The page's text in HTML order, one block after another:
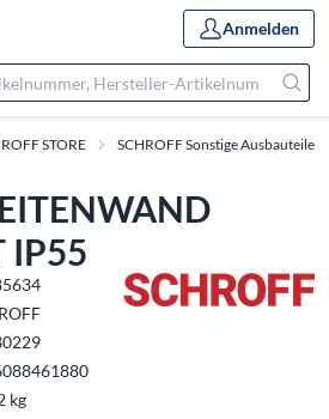
Anmelden
STORE SCHROFF Sonstige Ausbauteile
IP55
kg